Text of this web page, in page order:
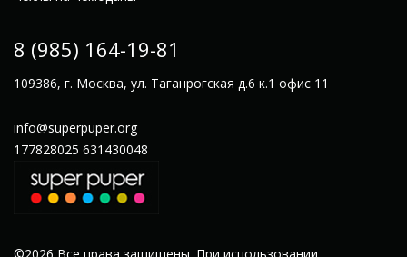
8 (985) 164-19-81
109386, г. Москва, ул. Таганрогская д.6 к.1 офис 11
info@superpuper.org
177828025 631430048
©2026 Все права защищены. При использовании